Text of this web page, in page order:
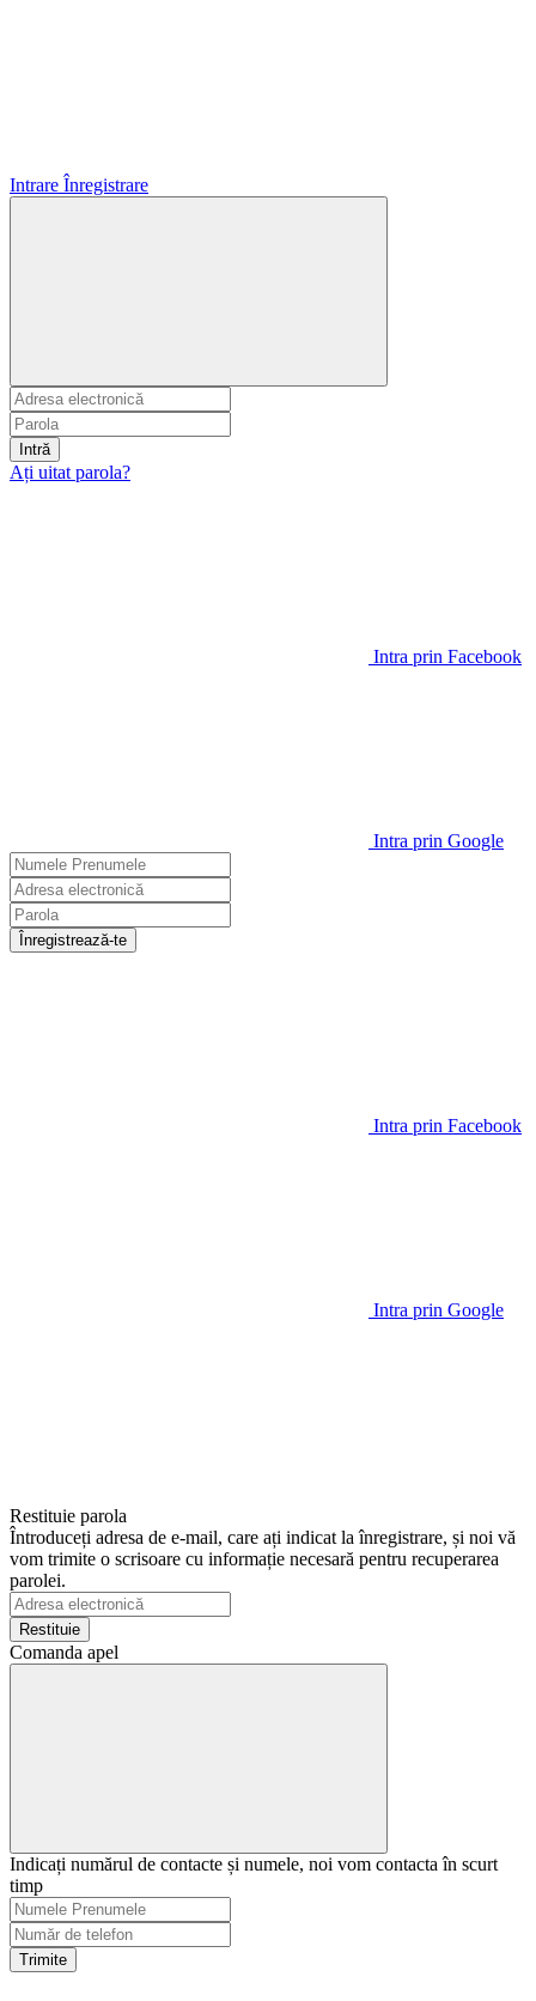
Intrare Înregistrare
Intră
Ați uitat parola?
Intra prin Facebook
Intra prin Google
Înregistrează-te
Intra prin Facebook
Intra prin Google
Restituie parola
Întroduceți adresa de e-mail, care ați indicat la înregistrare, și noi vă
vom trimite o scrisoare cu informație necesară pentru recuperarea
parolei.
Restituie
Comanda apel
Indicați numărul de contacte și numele, noi vom contacta în scurt
timp
Trimite